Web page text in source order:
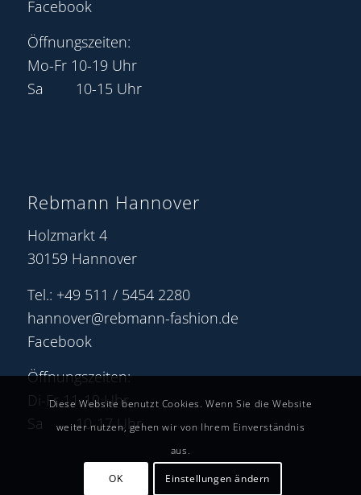
Facebook
Öffnungszeiten:
Mo-Fr 10-19 Uhr
Sa 10-15 Uhr
Rebmann Hannover
Holzmarkt 4
30159 Hannover
Tel.: +49 511 / 5454 2280
hannover@rebmann-fashion.de
Facebook
Öffnungszeiten:
Di-Fr 11-19 Uhr
Sa 10-17 Uhr
Diese Website benutzt Cookies. Wenn Sie die Website
weiter nutzen, gehen wir von Ihrem Einverständnis
aus.
OK Einstellungen ändern